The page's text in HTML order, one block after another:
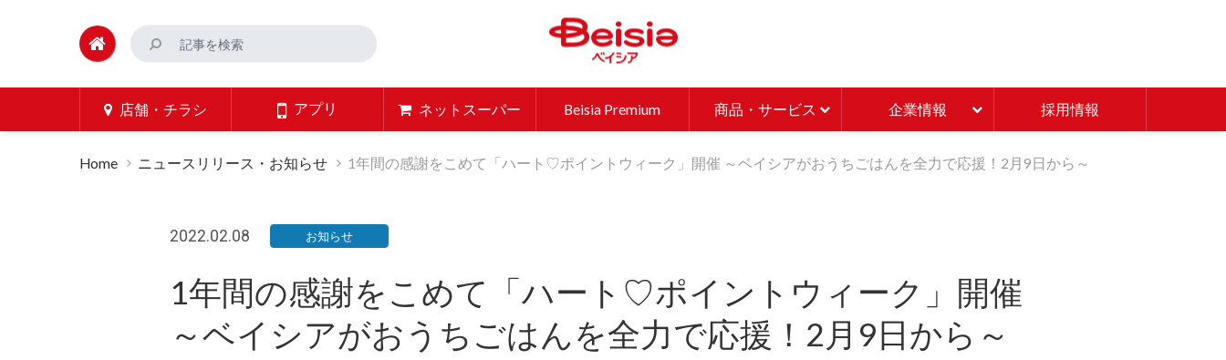
店舗・チラシ アプリ ネットスーパー Beisia Premium 商品・サービス 企業情報 採用情報
Home ニュースリリース・お知らせ 1年間の感謝をこめて「ハート♡ポイントウィーク」開催 ～ベイシアがおうちごはんを全力で応援！2月9日から～
2022.02.08 お知らせ
1年間の感謝をこめて「ハート♡ポイントウィーク」開催
～ベイシアがおうちごはんを全力で応援！2月9日から～